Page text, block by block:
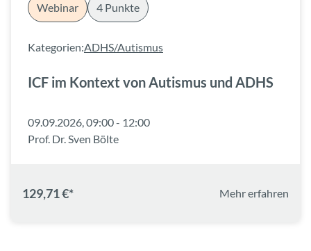
Webinar 4 Punkte
Kategorien:ADHS/Autismus
ICF im Kontext von Autismus und ADHS
09.09.2026, 09:00 - 12:00
Prof. Dr. Sven Bölte
129,71 €* Mehr erfahren